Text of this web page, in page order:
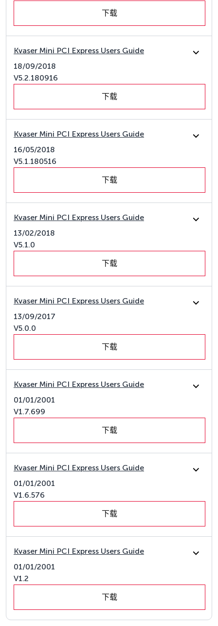
下载
Kvaser Mini PCI Express Users Guide
18/09/2018
V5.2.180916
下载
Kvaser Mini PCI Express Users Guide
16/05/2018
V5.1.180516
下载
Kvaser Mini PCI Express Users Guide
13/02/2018
V5.1.0
下载
Kvaser Mini PCI Express Users Guide
13/09/2017
V5.0.0
下载
Kvaser Mini PCI Express Users Guide
01/01/2001
V1.7.699
下载
Kvaser Mini PCI Express Users Guide
01/01/2001
V1.6.576
下载
Kvaser Mini PCI Express Users Guide
01/01/2001
V1.2
下载